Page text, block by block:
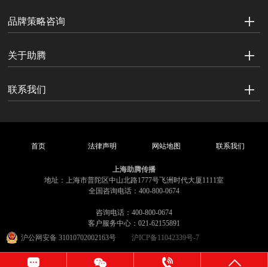
品牌策略咨询
关于助腾
联系我们
首页 法律声明 网站地图 联系我们
上海助腾传播
地址：上海市普陀区中山北路1777号飞洲时代大厦1111室
全国咨询电话：400-800-0674
咨询电话：400-800-0674
客户服务中心：021-62155891
沪公网安备 31010702002163号
沪ICP备11042339号-7